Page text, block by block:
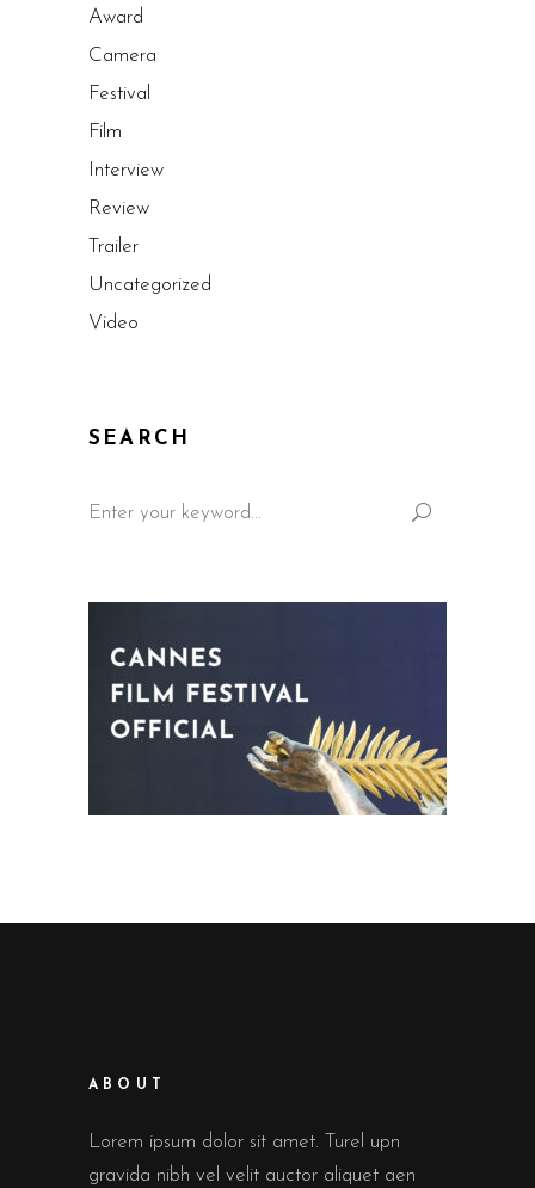
Award
Camera
Festival
Film
Interview
Review
Trailer
Uncategorized
Video
SEARCH
ABOUT
Lorem ipsum dolor sit amet. Turel upn
gravida nibh vel velit auctor aliquet aen